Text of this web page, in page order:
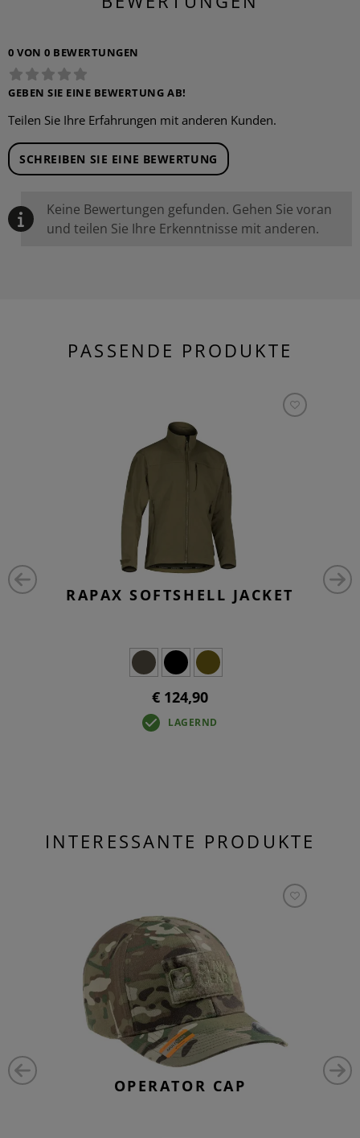
0 VON 0 BEWERTUNGEN
GEBEN SIE EINE BEWERTUNG AB!
Teilen Sie Ihre Erfahrungen mit anderen Kunden.
SCHREIBEN SIE EINE BEWERTUNG
Keine Bewertungen gefunden. Gehen Sie voran
und teilen Sie Ihre Erkenntnisse mit anderen.
PASSENDE PRODUKTE
RAPAX SOFTSHELL JACKET
€ 124,90
LAGERND
INTERESSANTE PRODUKTE
OPERATOR CAP